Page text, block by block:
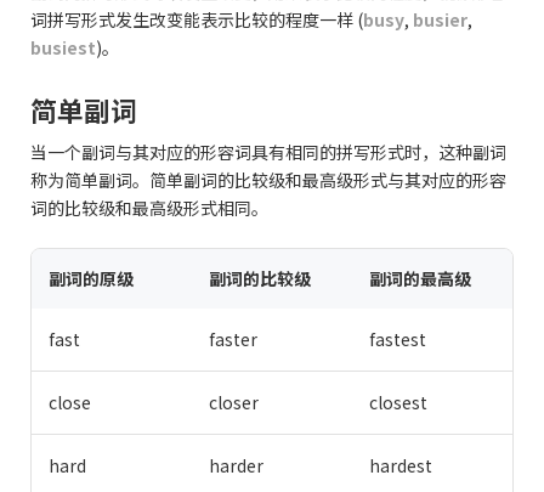
词拼写形式发生改变能表示比较的程度一样 (busy, busier,
busiest)。
简单副词
当一个副词与其对应的形容词具有相同的拼写形式时，这种副词
称为简单副词。简单副词的比较级和最高级形式与其对应的形容
词的比较级和最高级形式相同。
副词的原级 副词的比较级 副词的最高级
fast faster fastest
close closer closest
hard harder hardest